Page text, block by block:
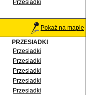
Przesiadki
Pokaż na mapie
PRZESIADKI
Przesiadki
Przesiadki
Przesiadki
Przesiadki
Przesiadki